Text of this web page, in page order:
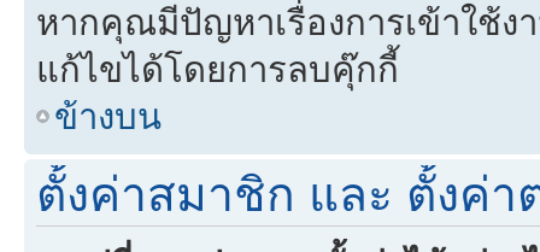
หากคุณมีปัญหาเรื่องการเข้าใช้ง
แก้ไขได้โดยการลบคุ๊กกี้
ข้างบน
ตั้งค่าสมาชิก และ ตั้งค่า